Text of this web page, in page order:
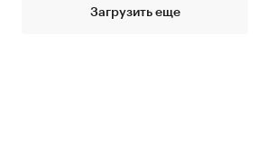
Загрузить еще